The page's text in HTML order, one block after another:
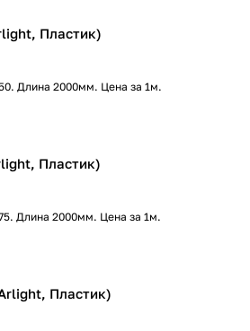
Пластик)
Длина 2000мм. Цена за 1м.
Пластик)
Длина 2000мм. Цена за 1м.
Пластик)